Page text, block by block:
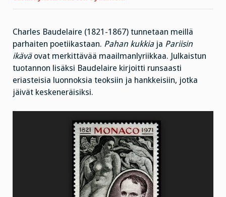
Charles Baudelaire (1821-1867) tunnetaan meillä
parhaiten poetiikastaan. Pahan kukkia ja Pariisin
ikäväovat merkittävää maailmanlyriikkaa. Julkaistun
tuotannon lisäksi Baudelaire kirjoitti runsaasti
eriasteisia luonnoksia teoksiin ja hankkeisiin, jotka
jäivät keskeneräisiksi.